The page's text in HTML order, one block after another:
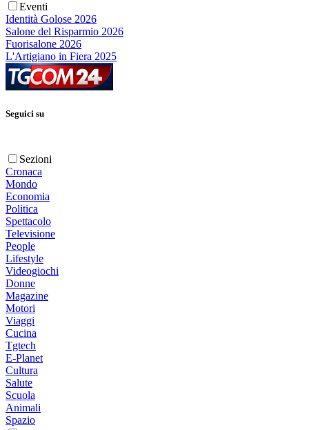
Eventi
Identità Golose 2026
Salone del Risparmio 2026
Fuorisalone 2026
L'Artigiano in Fiera 2025
Seguici su
Sezioni
Cronaca
Mondo
Economia
Politica
Spettacolo
Televisione
People
Lifestyle
Videogiochi
Donne
Magazine
Motori
Viaggi
Cucina
Tgtech
E-Planet
Cultura
Salute
Scuola
Animali
Spazio